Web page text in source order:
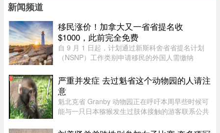
新闻频道
移民涨价！加拿大又一省省提名收
$1000，此前完全免费
自 9 月 1 日起，计划通过新斯科舍省省提名计划
（NSNP）工作类别申请移民的外国人需缴纳
$2,000 的申请费，同样从 9 月 1 日起实施。新斯
科舍省政府于 2026 年 8 月 6 日 ...
严重并发症 去过魁省这个动物园的人请注
意
魁北克省 Granby 动物园正在呼吁本周早些时候可
能与一只日本猕猴发生过肢体接触的游客联系公共
伤。猕猴可能会携带 B 型疱疹病毒（Herpes B